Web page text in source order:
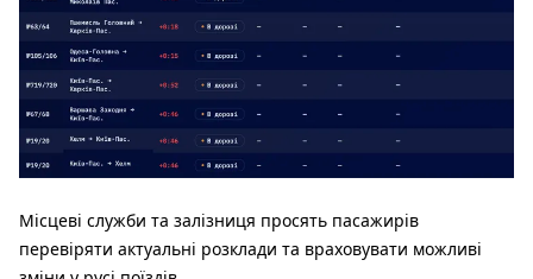
Місцеві служби та залізниця просять пасажирів
перевіряти актуальні розклади та враховувати можливі